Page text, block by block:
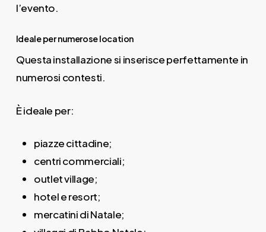
l’evento.
Ideale per numerose location
Questa installazione si inserisce perfettamente in
numerosi contesti.
È ideale per:
piazze cittadine;
centri commerciali;
outlet village;
hotel e resort;
mercatini di Natale;